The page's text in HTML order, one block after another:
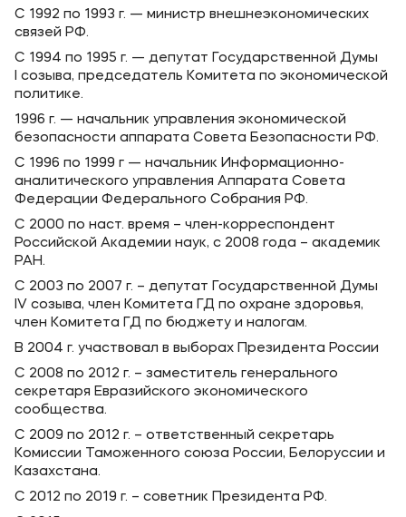
С 1992 по 1993 г. — министр внешнеэкономических
связей РФ.
С 1994 по 1995 г. — депутат Государственной Думы
I созыва, председатель Комитета по экономической
политике.
1996 г. — начальник управления экономической
безопасности аппарата Совета Безопасности РФ.
С 1996 по 1999 г — начальник Информационно-
аналитического управления Аппарата Совета
Федерации Федерального Собрания РФ.
C 2000 по наст. время – член-корреспондент
Российской Академии наук, с 2008 года – академик
РАН.
С 2003 по 2007 г. – депутат Государственной Думы
IV созыва, член Комитета ГД по охране здоровья,
член Комитета ГД по бюджету и налогам.
В 2004 г. участвовал в выборах Президента России
С 2008 по 2012 г. – заместитель генерального
секретаря Евразийского экономического
сообщества.
С 2009 по 2012 г. – ответственный секретарь
Комиссии Таможенного союза России, Белоруссии и
Казахстана.
С 2012 по 2019 г. – советник Президента РФ.